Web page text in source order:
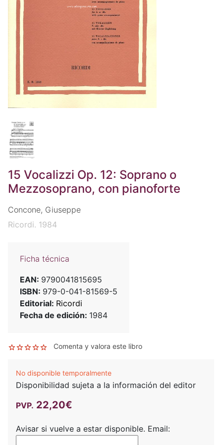
15 Vocalizzi Op. 12: Soprano o
Mezzosoprano, con pianoforte
Concone, Giuseppe
Ricordi. 1984
Ficha técnica
EAN: 9790041815695
ISBN: 979-0-041-81569-5
Editorial: Ricordi
Fecha de edición: 1984
Comenta y valora este libro
No disponible temporalmente
Disponibilidad sujeta a la información del editor
PVP. 22,20€
Avisar si vuelve a estar disponible. Email: